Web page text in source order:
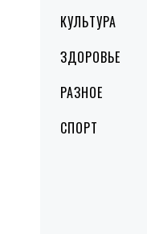
КУЛЬТУРА
ЗДОРОВЬЕ
РАЗНОЕ
СПОРТ